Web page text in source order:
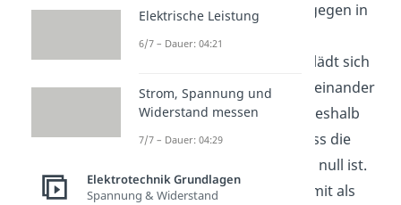
Wird ein Kondensator hingegen in
einen
Wechselstromkreis
eingebaut, so entlädt und lädt sich
dieser immer direkt hintereinander
mit elektrischer Energie. Deshalb
gilt im zeitlichen Mittel, dass die
elektrische Leistung gleich null ist.
Der Kondensator kann damit als
Elektrische Leistung
6/7 – Dauer: 04:21
Strom, Spannung und
Widerstand messen
7/7 – Dauer: 04:29
Elektrotechnik Grundlagen
Spannung & Widerstand